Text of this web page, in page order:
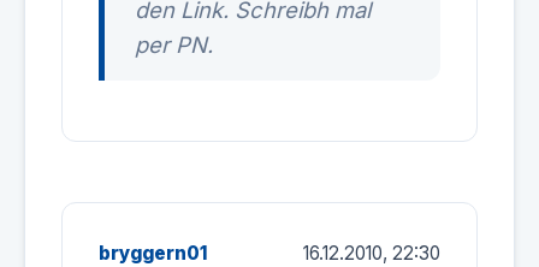
den Link. Schreibh mal
per PN.
bryggern01 16.12.2010, 22:30